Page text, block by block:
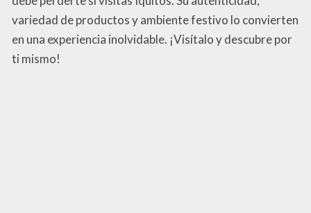
variedad de productos y ambiente festivo lo convierten
en una experiencia inolvidable. ¡Visítalo y descubre por
ti mismo!